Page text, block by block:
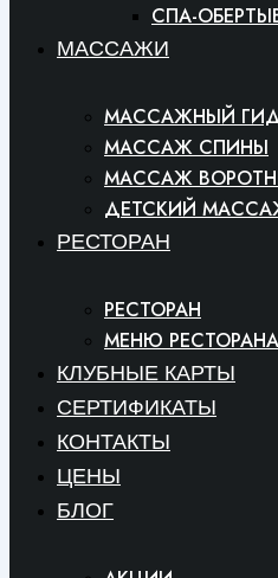
СПА-
МАССАЖИ
МАССАЖНЫЙ
МАССАЖ СПИНЫ
МАССАЖ
ДЕТСКИЙ
РЕСТОРАН
РЕСТОРАН
МЕНЮ РЕСТОРАНА
КЛУБНЫЕ КАРТЫ
СЕРТИФИКАТЫ
КОНТАКТЫ
ЦЕНЫ
БЛОГ